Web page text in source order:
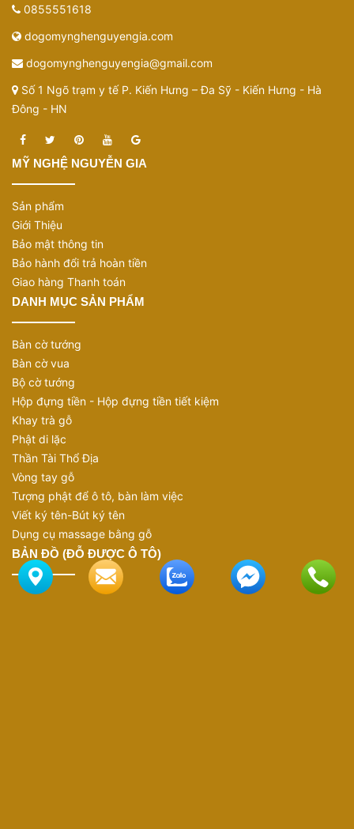
0855551618
dogomynghenguyengia.com
dogomynghenguyengia@gmail.com
Số 1 Ngõ trạm y tế P. Kiến Hưng – Đa Sỹ - Kiến Hưng - Hà
Đông - HN
MỸ NGHỆ NGUYỄN GIA
Sản phẩm
Giới Thiệu
Bảo mật thông tin
Bảo hành đổi trả hoàn tiền
Giao hàng Thanh toán
DANH MỤC SẢN PHẨM
Bàn cờ tướng
Bàn cờ vua
Bộ cờ tướng
Hộp đựng tiền - Hộp đựng tiền tiết kiệm
Khay trà gỗ
Phật di lặc
Thần Tài Thổ Địa
Vòng tay gỗ
Tượng phật để ô tô, bàn làm việc
Viết ký tên-Bút ký tên
Dụng cụ massage bằng gỗ
BẢN ĐỒ (ĐỖ ĐƯỢC Ô TÔ)